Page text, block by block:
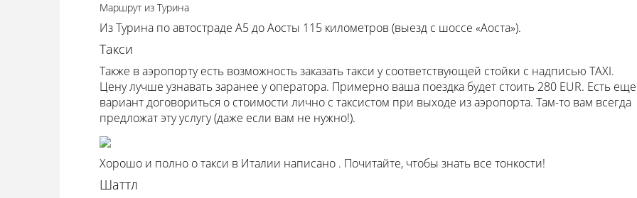
Маршрут из Турина
Из Турина по автостраде A5 до Аосты 115 километров (выезд с шоссе «Аоста»).
Такси
Также в аэропорту есть возможность заказать такси у соответствующей стойки с надписью TAXI.
Цену лучше узнавать заранее у оператора. Примерно ваша поездка будет стоить 280 EUR. Есть еще
вариант договориться о стоимости лично с таксистом при выходе из аэропорта. Там-то вам всегда
предложат эту услугу (даже если вам не нужно!).
Хорошо и полно о такси в Италии написано . Почитайте, чтобы знать все тонкости!
Шаттл